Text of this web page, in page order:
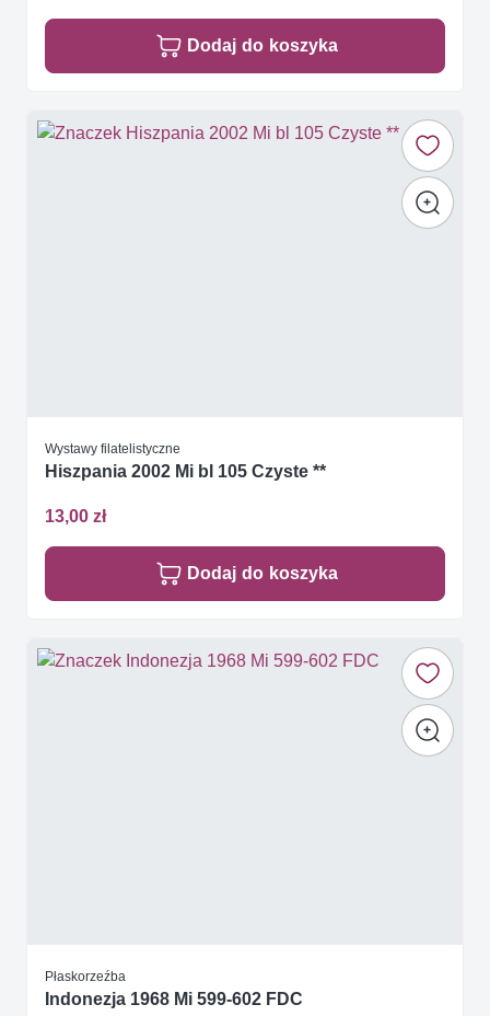
Dodaj do koszyka
Wystawy filatelistyczne
Hiszpania 2002 Mi bl 105 Czyste **
13,00 zł
Dodaj do koszyka
Płaskorzeźba
Indonezja 1968 Mi 599-602 FDC